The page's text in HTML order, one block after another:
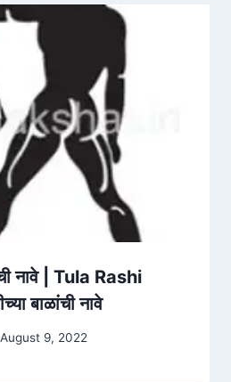
नावे | Tula Rashi
बाळांची नावे
August 9, 2022